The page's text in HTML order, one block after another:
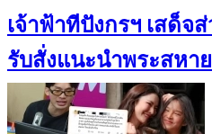
เจ้าฟ้าทีปังกรฯ เสด็จ
รับสั่งแนะนำพระสหา